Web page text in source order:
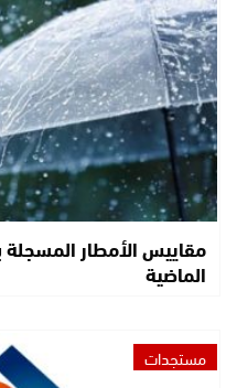
الماضية
مستجدات